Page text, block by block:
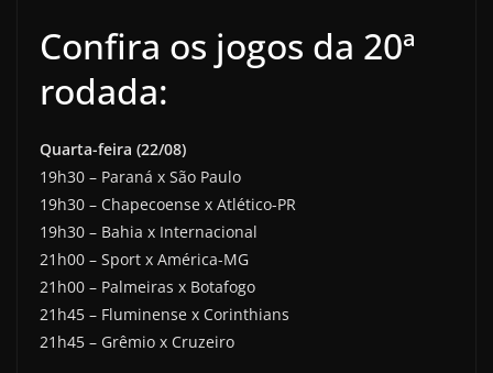
Confira os jogos da 20ª
rodada:
Quarta-feira (22/08)
19h30 – Paraná x São Paulo
19h30 – Chapecoense x Atlético-PR
19h30 – Bahia x Internacional
21h00 – Sport x América-MG
21h00 – Palmeiras x Botafogo
21h45 – Fluminense x Corinthians
21h45 – Grêmio x Cruzeiro